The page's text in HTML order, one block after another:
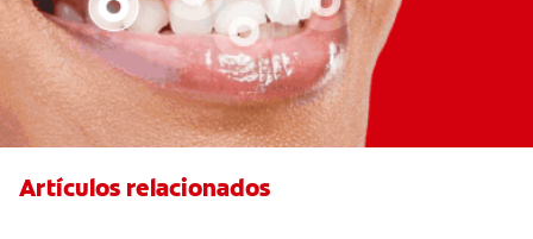
Artículos relacionados